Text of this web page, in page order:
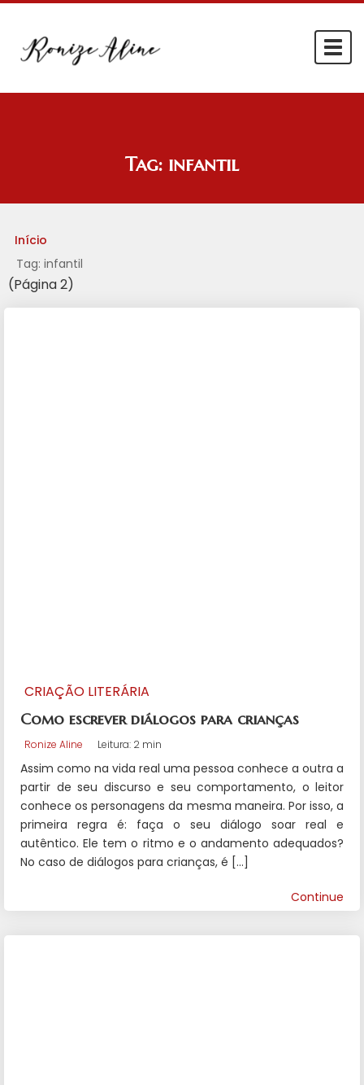
Tag: infantil
Início
Tag: infantil
(Página 2)
CRIAÇÃO LITERÁRIA
Como escrever diálogos para crianças
Ronize Aline Leitura: 2 min
Assim como na vida real uma pessoa conhece a outra a
partir de seu discurso e seu comportamento, o leitor
conhece os personagens da mesma maneira. Por isso, a
primeira regra é: faça o seu diálogo soar real e
autêntico. Ele tem o ritmo e o andamento adequados?
No caso de diálogos para crianças, é […]
Continue